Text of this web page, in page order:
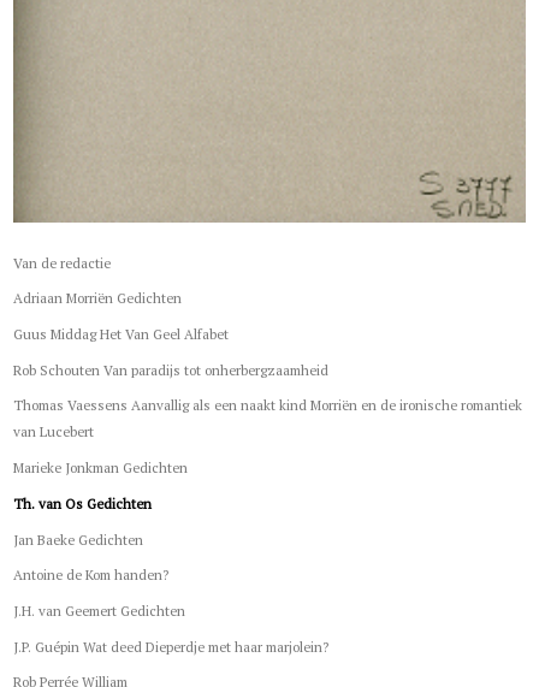
Van de redactie
Adriaan Morriën Gedichten
Guus Middag Het Van Geel Alfabet
Rob Schouten Van paradijs tot onherbergzaamheid
Thomas Vaessens Aanvallig als een naakt kind Morriën en de ironische romantiek
van Lucebert
Marieke Jonkman Gedichten
Th. van Os Gedichten
Jan Baeke Gedichten
Antoine de Kom handen?
J.H. van Geemert Gedichten
J.P. Guépin Wat deed Dieperdje met haar marjolein?
Rob Perrée William